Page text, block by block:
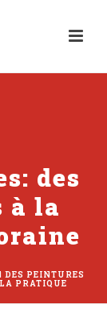
des
à la
DES PEINTURES
PRATIQUE